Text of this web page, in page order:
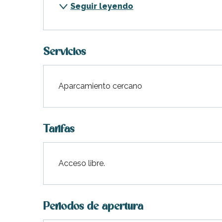
Seguir leyendo
Servicios
Aparcamiento cercano
Tarifas
Acceso libre.
Periodos de apertura